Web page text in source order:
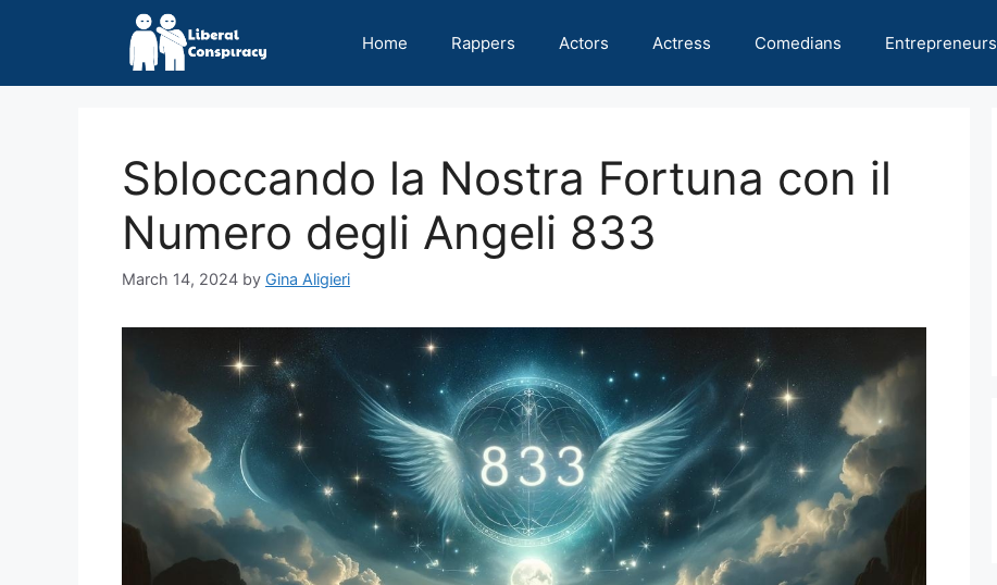
Home Rappers Actors Actress Comedians Entrepreneurs
Sbloccando la Nostra Fortuna con il
Numero degli Angeli 833
March 14, 2024 by Gina Aligieri